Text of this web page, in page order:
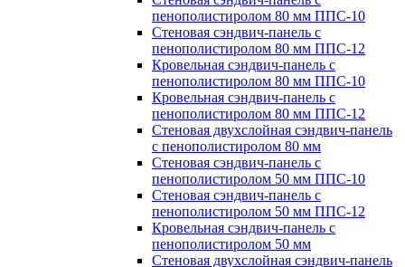
пенополистиролом 80 мм ППС-10
Стеновая сэндвич-панель с
пенополистиролом 80 мм ППС-12
Кровельная сэндвич-панель с
пенополистиролом 80 мм ППС-10
Кровельная сэндвич-панель с
пенополистиролом 80 мм ППС-12
Стеновая двухслойная сэндвич-панель
с пенополистиролом 80 мм
Стеновая сэндвич-панель с
пенополистиролом 50 мм ППС-10
Стеновая сэндвич-панель с
пенополистиролом 50 мм ППС-12
Кровельная сэндвич-панель с
пенополистиролом 50 мм
Стеновая двухслойная сэндвич-панель